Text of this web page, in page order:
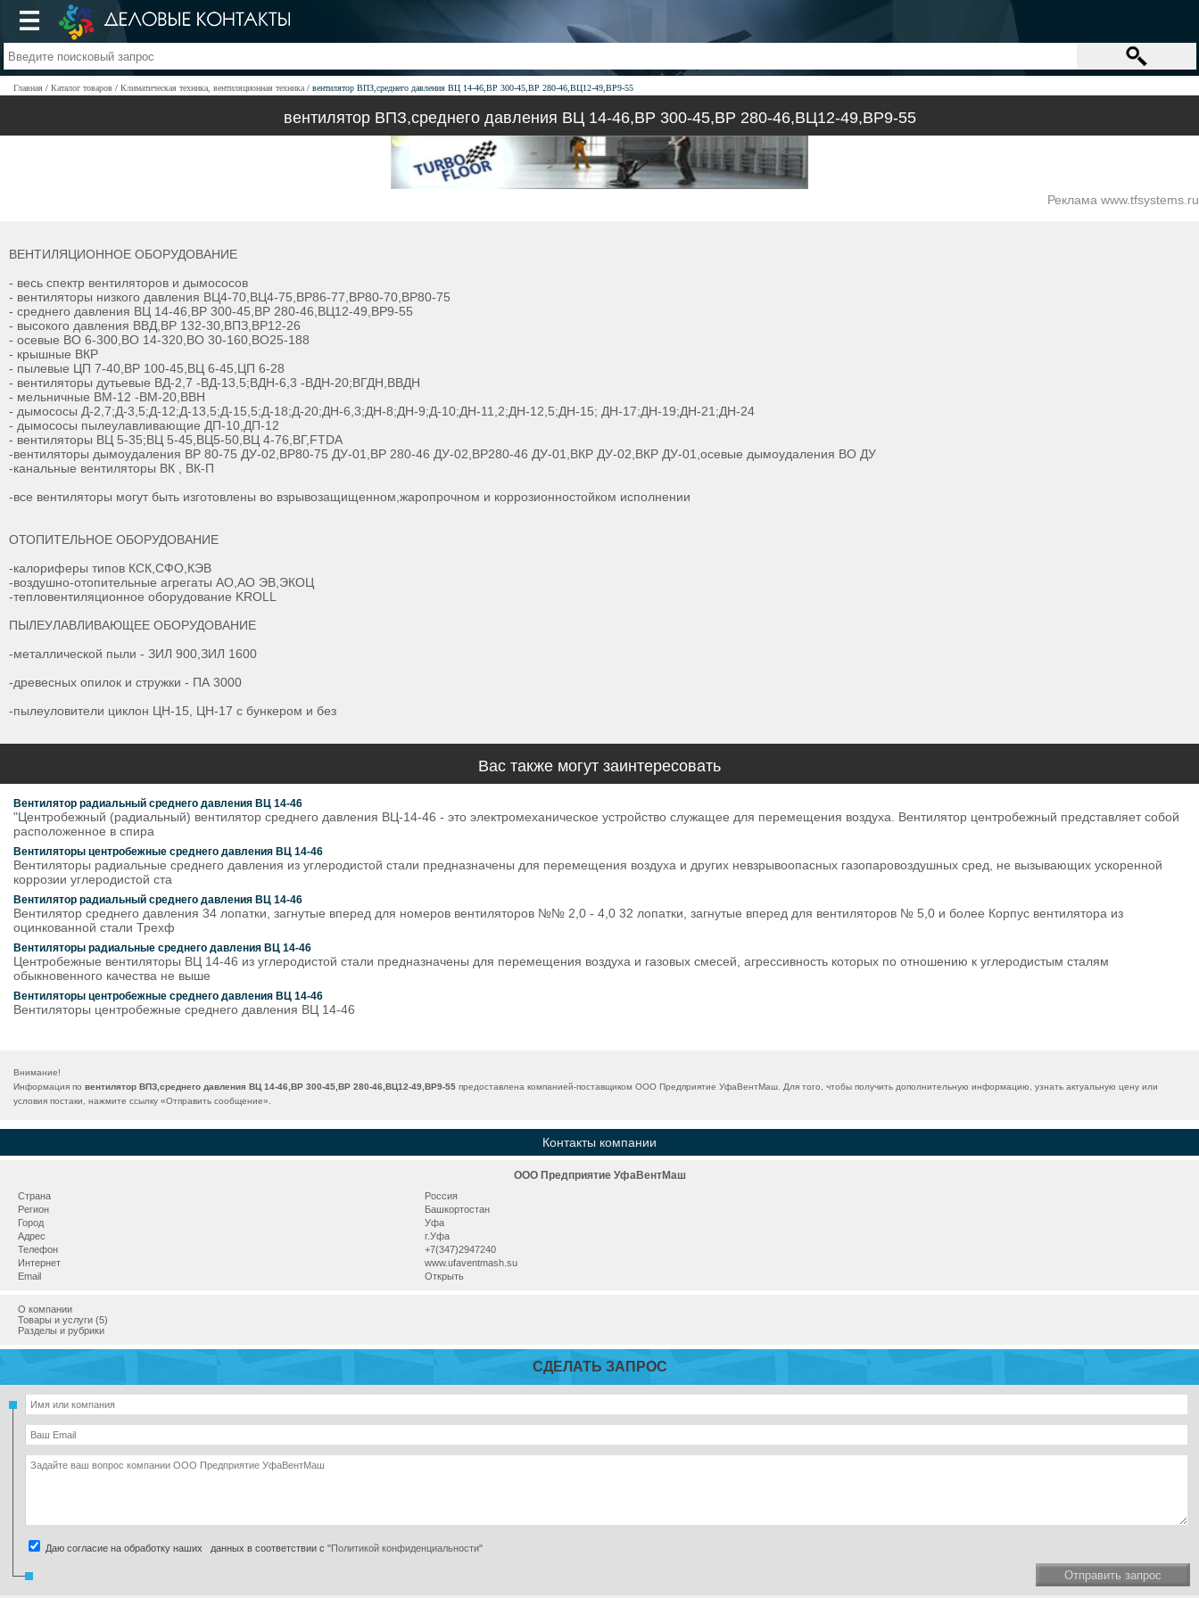
Главная Каталог товаров Климатическая техника, вентиляционная техника вентилятор ВПЗ,среднего давления ВЦ 14-46,ВР 300-45,ВР 280-46,ВЦ12-49,ВР9-55
вентилятор ВПЗ,среднего давления ВЦ 14-46,ВР 300-45,ВР 280-46,ВЦ12-49,ВР9-55
Реклама www.tfsystems.ru
ВЕНТИЛЯЦИОННОЕ ОБОРУДОВАНИЕ
- весь спектр вентиляторов и дымососов
- вентиляторы низкого давления ВЦ4-70,ВЦ4-75,ВР86-77,ВР80-70,ВР80-75
- среднего давления ВЦ 14-46,ВР 300-45,ВР 280-46,ВЦ12-49,ВР9-55
- высокого давления ВВД,ВР 132-30,ВПЗ,ВР12-26
- осевые ВО 6-300,ВО 14-320,ВО 30-160,ВО25-188
- крышные ВКР
- пылевые ЦП 7-40,ВР 100-45,ВЦ 6-45,ЦП 6-28
- вентиляторы дутьевые ВД-2,7 -ВД-13,5;ВДН-6,3 -ВДН-20;ВГДН,ВВДН
- мельничные ВМ-12 -ВМ-20,ВВН
- дымососы Д-2,7;Д-3,5;Д-12;Д-13,5;Д-15,5;Д-18;Д-20;ДН-6,3;ДН-8;ДН-9;Д-10;ДН-11,2;ДН-12,5;ДН-15; ДН-17;ДН-19;ДН-21;ДН-24
- дымососы пылеулавливающие ДП-10,ДП-12
- вентиляторы ВЦ 5-35;ВЦ 5-45,ВЦ5-50,ВЦ 4-76,ВГ,FTDA
-вентиляторы дымоудаления ВР 80-75 ДУ-02,ВР80-75 ДУ-01,ВР 280-46 ДУ-02,ВР280-46 ДУ-01,ВКР ДУ-02,ВКР ДУ-01,осевые дымоудаления ВО ДУ
-канальные вентиляторы ВК , ВК-П
-все вентиляторы могут быть изготовлены во взрывозащищенном,жаропрочном и коррозионностойком исполнении
ОТОПИТЕЛЬНОЕ ОБОРУДОВАНИЕ
-калориферы типов КСК,СФО,КЭВ
-воздушно-отопительные агрегаты АО,АО ЭВ,ЭКОЦ
-тепловентиляционное оборудование KROLL
ПЫЛЕУЛАВЛИВАЮЩЕЕ ОБОРУДОВАНИЕ
-металлической пыли - ЗИЛ 900,ЗИЛ 1600
-древесных опилок и стружки - ПА 3000
-пылеуловители циклон ЦН-15, ЦН-17 с бункером и без
Вас также могут заинтересовать
Вентилятор радиальный среднего давления ВЦ 14-46
"Центробежный (радиальный) вентилятор среднего давления ВЦ-14-46 - это электромеханическое устройство служащее для перемещения воздуха. Вентилятор центробежный представляет собой
расположенное в спира
Вентиляторы центробежные среднего давления ВЦ 14-46
Вентиляторы радиальные среднего давления из углеродистой стали предназначены для перемещения воздуха и других невзрывоопасных газопаровоздушных сред, не вызывающих ускоренной
коррозии углеродистой ста
Вентилятор радиальный среднего давления ВЦ 14-46
Вентилятор среднего давления 34 лопатки, загнутые вперед для номеров вентиляторов №№ 2,0 - 4,0 32 лопатки, загнутые вперед для вентиляторов № 5,0 и более Корпус вентилятора из
оцинкованной стали Трехф
Вентиляторы радиальные среднего давления ВЦ 14-46
Центробежные вентиляторы ВЦ 14-46 из углеродистой стали предназначены для перемещения воздуха и газовых смесей, агрессивность которых по отношению к углеродистым сталям
обыкновенного качества не выше
Вентиляторы центробежные среднего давления ВЦ 14-46
Вентиляторы центробежные среднего давления ВЦ 14-46
Внимание!
Информация по вентилятор ВПЗ,среднего давления ВЦ 14-46,ВР 300-45,ВР 280-46,ВЦ12-49,ВР9-55 предоставлена компанией-поставщиком ООО Предприятие УфаВентМаш. Для того, чтобы получить дополнительную информацию, узнать актуальную цену или
условия постаки, нажмите ссылку «Отправить сообщение».
Контакты компании
ООО Предприятие УфаВентМаш
Страна
Россия
Регион
Башкортостан
Город
Уфа
Адрес
г.Уфа
Телефон
+7(347)2947240
Интернет
www.ufaventmash.su
Email
Открыть
О компании
Товары и услуги (5)
Разделы и рубрики
СДЕЛАТЬ ЗАПРОС
Даю согласие на обработку наших данных в соответствии с "Политикой конфиденциальности"
Отправить запрос